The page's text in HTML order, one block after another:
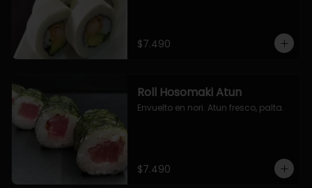
$7.490
Roll Hosomaki Atun
Envuelto en nori. Atun fresco, palta.
$7.490